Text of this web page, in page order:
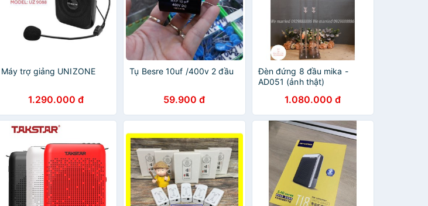
Máy trợ giảng UNIZONE
1.290.000 đ
Tụ Besre 10uf /400v 2 đầu
59.900 đ
Đèn đứng 8 đầu mika -
AD051 (ảnh thật)
1.080.000 đ